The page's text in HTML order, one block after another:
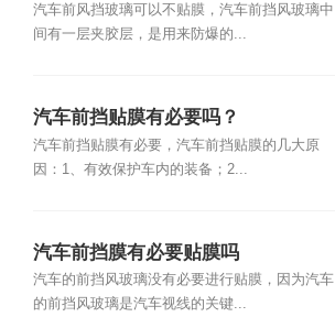
汽车前风挡玻璃可以不贴膜，汽车前挡风玻璃中
间有一层夹胶层，是用来防爆的...
汽车前挡贴膜有必要吗？
汽车前挡贴膜有必要，汽车前挡贴膜的几大原
因：1、有效保护车内的装备；2...
汽车前挡膜有必要贴膜吗
汽车的前挡风玻璃没有必要进行贴膜，因为汽车
的前挡风玻璃是汽车视线的关键...